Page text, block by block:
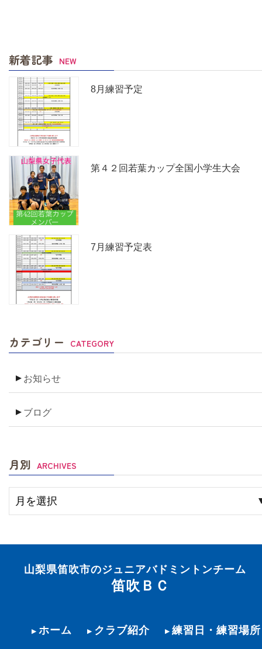
新着記事 NEW
8月練習予定
第４２回若葉カップ全国小学生大会
7月練習予定表
カテゴリー CATEGORY
お知らせ
ブログ
月別 ARCHIVES
山梨県笛吹市のジュニアバドミントンチーム
笛吹ＢＣ
ホーム クラブ紹介 練習日・練習場所